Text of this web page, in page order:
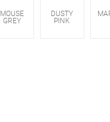
MOUSE
GREY
DUSTY
PINK